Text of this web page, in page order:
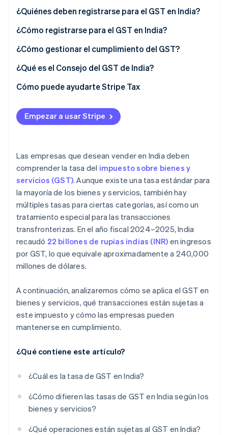
¿Quiénes deben registrarse para el GST en India?
¿Cómo registrarse para el GST en India?
¿Cómo gestionar el cumplimiento del GST?
¿Qué es el Consejo del GST de India?
Cómo puede ayudarte Stripe Tax
Empezar a usar Stripe
Las empresas que desean vender en India deben
comprender la tasa del impuesto sobre bienes y
servicios (GST). Aunque existe una tasa estándar para
la mayoría de los bienes y servicios, también hay
múltiples tasas para ciertas categorías, así como un
tratamiento especial para las transacciones
transfronterizas. En el año fiscal 2024–2025, India
recaudó 22 billones de rupias indias (INR) en ingresos
por GST, lo que equivale aproximadamente a 240,000
millones de dólares.
A continuación, analizaremos cómo se aplica el GST en
bienes y servicios, qué transacciones están sujetas a
este impuesto y cómo las empresas pueden
mantenerse en cumplimiento.
¿Qué contiene este artículo?
¿Cuál es la tasa de GST en India?
¿Cómo difieren las tasas de GST en India según los
bienes y servicios?
¿Qué operaciones están sujetas al GST en India?